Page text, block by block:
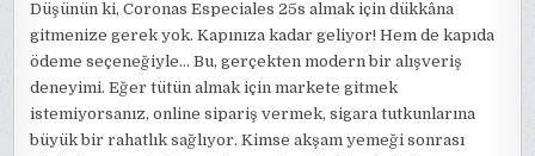
Düşünün ki, Coronas Especiales 25s almak için dükkâna
gitmenize gerek yok. Kapınıza kadar geliyor! Hem de kapıda
ödeme seçeneğiyle… Bu, gerçekten modern bir alışveriş
deneyimi. Eğer tütün almak için markete gitmek
istemiyorsanız, online sipariş vermek, sigara tutkunlarına
büyük bir rahatlık sağlıyor. Kimse akşam yemeği sonrası